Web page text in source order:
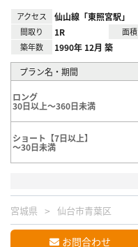
アクセス 仙山線「東照宮駅」
間取り 1R 面積
築年数 1990年 12月 築
プラン名・期間
ロング
30日以上～360日未満
ショート【7日以上】
～30日未満
宮城県 仙台市青葉区
お問合わせ